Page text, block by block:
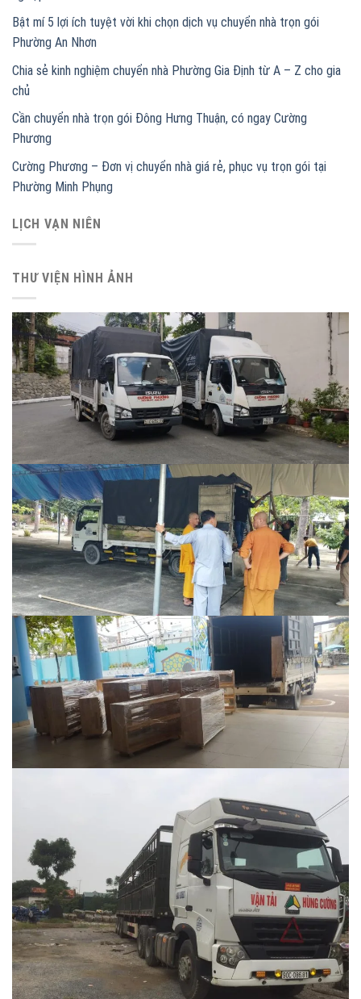
Bật mí 5 lợi ích tuyệt vời khi chọn dịch vụ chuyển nhà trọn gói
Phường An Nhơn
Chia sẻ kinh nghiệm chuyển nhà Phường Gia Định từ A – Z cho gia
chủ
Cần chuyển nhà trọn gói Đông Hưng Thuận, có ngay Cường
Phương
Cường Phương – Đơn vị chuyển nhà giá rẻ, phục vụ trọn gói tại
Phường Minh Phụng
LỊCH VẠN NIÊN
THƯ VIỆN HÌNH ẢNH